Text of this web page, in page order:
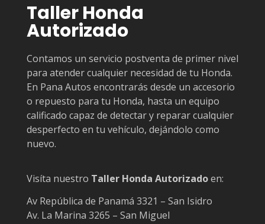
Taller Honda
Autorizado
Contamos un servicio postventa de primer nivel
para atender cualquier necesidad de tu Honda.
En Pana Autos encontrarás desde un accesorio
o repuesto para tu Honda, hasta un equipo
calificado capaz de detectar y reparar cualquier
desperfecto en tu vehículo, dejándolo como
nuevo.
Visíta nuestro Taller Honda Autorizadoen:
Av República de Panamá 3321 – San Isidro
Av. La Marina 3265 – San Miguel